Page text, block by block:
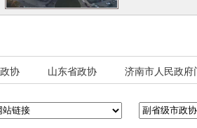
协 山东省政协 济南市人民政府